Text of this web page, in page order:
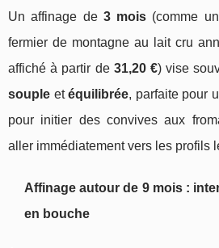
Un affinage de 3 mois (comme
fermier de montagne au lait cru
affiché à partir de 31,20 €) vise
souple etéquilibrée, parfaite pour
pour initier des convives aux
aller immédiatement vers les profils
Affinage autour de 9 mois :
en bouche